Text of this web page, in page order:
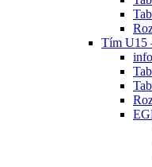
Tím U15